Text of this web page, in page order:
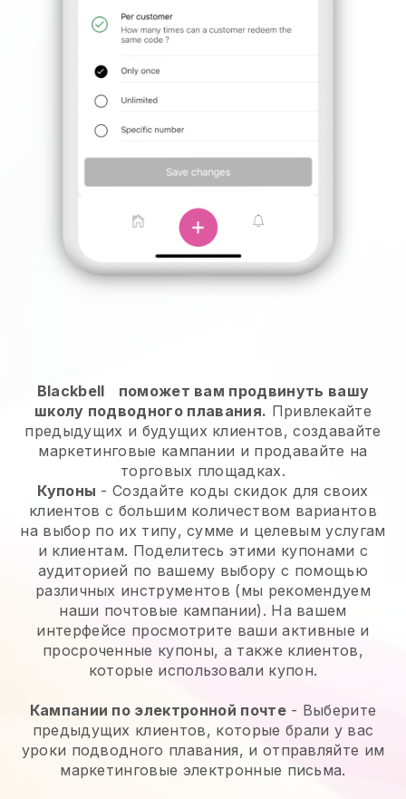
Blackbell
поможет вам продвинуть вашу
школу подводного плавания. Привлекайте
предыдущих и будущих клиентов, создавайте
маркетинговые кампании и продавайте на
торговых площадках.
Купоны - Создайте коды скидок для своих
клиентов с большим количеством вариантов
на выбор по их типу, сумме и целевым услугам
и клиентам. Поделитесь этими купонами с
аудиторией по вашему выбору с помощью
различных инструментов (мы рекомендуем
наши почтовые кампании). На вашем
интерфейсе просмотрите ваши активные и
просроченные купоны, а также клиентов,
которые использовали купон.
Кампании по электронной почте- Выберите
предыдущих клиентов, которые брали у вас
уроки подводного плавания, и отправляйте им
маркетинговые электронные письма.